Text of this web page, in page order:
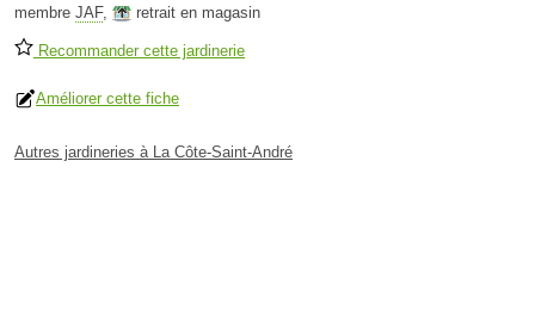
membre JAF, retrait en magasin
Recommander cette jardinerie
Améliorer cette fiche
Autres jardineries à La Côte-Saint-André